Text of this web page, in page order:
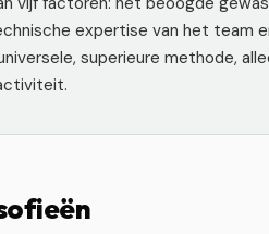
expertise van het team
superieure methode,